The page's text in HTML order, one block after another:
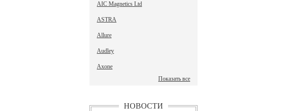
AIC Magnetics Ltd
ASTRA
Allure
Audley
Axone
Показать все
НОВОСТИ